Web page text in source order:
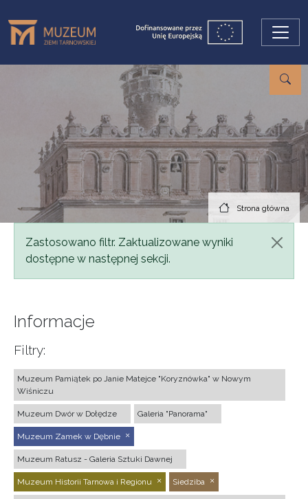
Strona główna
Komunikat
Zastosowano filtr. Zaktualizowane wyniki
dostępne w następnej sekcji.
Informacje
Filtry:
Muzeum Pamiątek po Janie Matejce "Koryznówka" w Nowym
Wiśniczu
Muzeum Dwór w Dołędze Galeria "Panorama"
Muzeum Zamek w Dębnie
Muzeum Ratusz - Galeria Sztuki Dawnej
Muzeum Historii Tarnowa i Regionu Siedziba